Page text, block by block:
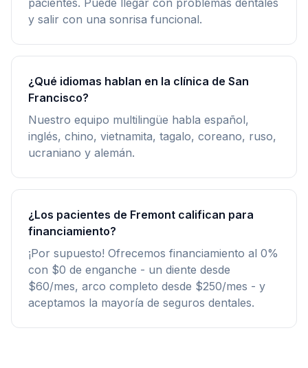
pacientes. Puede llegar con problemas dentales
y salir con una sonrisa funcional.
¿Qué idiomas hablan en la clínica de San
Francisco?
Nuestro equipo multilingüe habla español,
inglés, chino, vietnamita, tagalo, coreano, ruso,
ucraniano y alemán.
¿Los pacientes de Fremont califican para
financiamiento?
¡Por supuesto! Ofrecemos financiamiento al 0%
con $0 de enganche - un diente desde
$60/mes, arco completo desde $250/mes - y
aceptamos la mayoría de seguros dentales.